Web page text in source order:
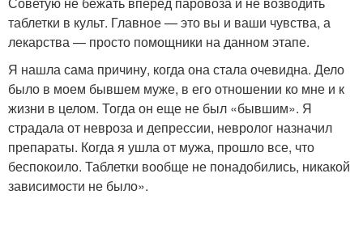
таблетки в культ. Главное — это вы и ваши чувства, а
лекарства — просто помощники на данном этапе.
Я нашла сама причину, когда она стала очевидна. Дело
было в моем бывшем муже, в его отношении ко мне и к
жизни в целом. Тогда он еще не был «бывшим». Я
страдала от невроза и депрессии, невролог назначил
препараты. Когда я ушла от мужа, прошло все, что
беспокоило. Таблетки вообще не понадобились, никакой
зависимости не было».